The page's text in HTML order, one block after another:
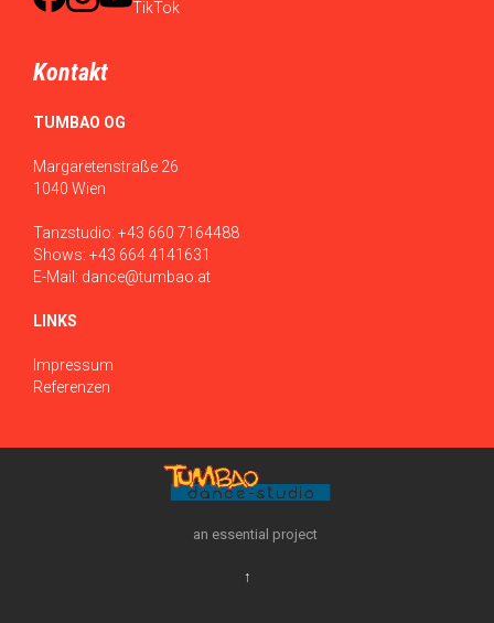
Kontakt
TUMBAO OG
Margaretenstraße 26
1040 Wien
Tanzstudio: +43 660 7164488
Shows: +43 664 4141631
E-Mail: dance@tumbao.at
LINKS
Impressum
Referenzen
an essential project
↑